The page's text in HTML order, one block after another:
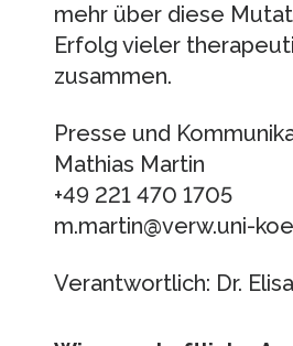
mehr über diese
Erfolg vieler
zusammen.
Presse und
Mathias Martin
+49 221 470 1705
m.martin@verw.uni-
Verantwortlich: Dr.